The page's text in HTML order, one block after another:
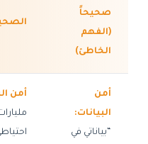
صحيحاً
(الفهم
الخاطئ)
أمن
البيانات:
“بياناتي في
أمن